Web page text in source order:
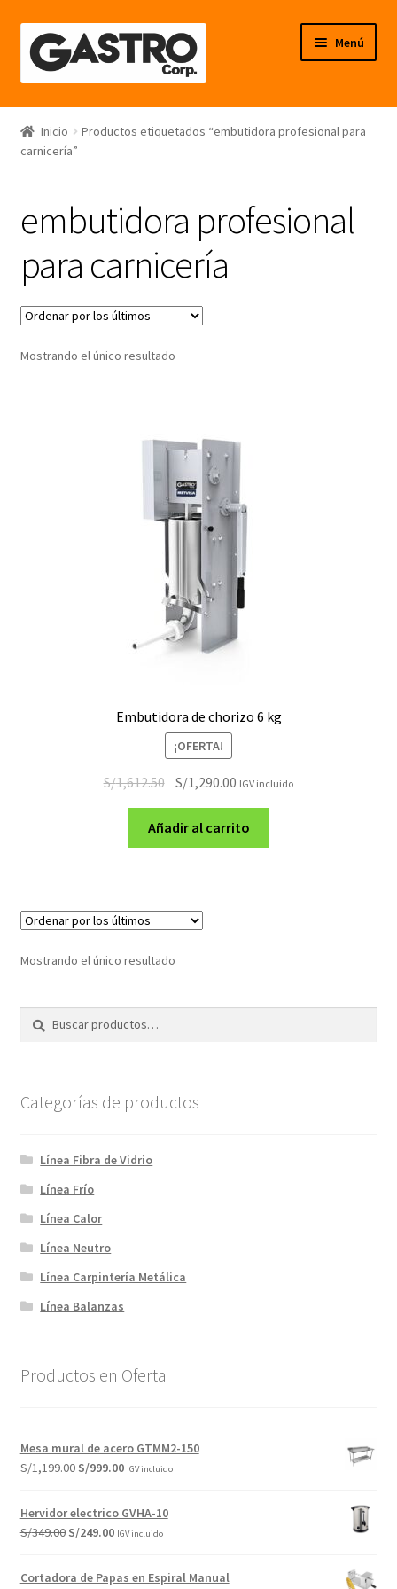
al
contenido
Menú
Línea Frío
Línea Calor
Inicio
Productos etiquetados “embutidora profesional para
carnicería”
embutidora profesional
para carnicería
Mostrando el único resultado
Embutidora de chorizo 6 kg
¡OFERTA!
S/1,612.50 El
original
era:
S/1,290.00 El
actual
es:
IGV incluido
Añadir al carrito
Mostrando el único resultado
Categorías de productos
Línea Fibra de Vidrio
Línea Frío
Línea Calor
Línea Neutro
Línea Carpintería Metálica
Línea Balanzas
Productos en Oferta
Mesa mural de acero GTMM2-150
S/1,199.00 El
original
era:
S/999.00El
actual
IGV incluido
Hervidor electrico GVHA-10
S/349.00 El
original
S/249.00ElIGV incluido
Cortadora de Papas en Espiral Manual